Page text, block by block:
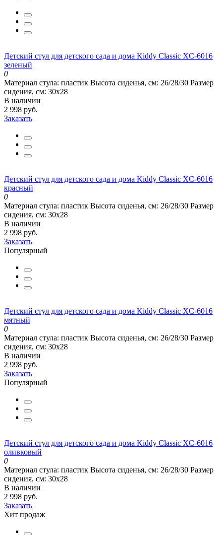
Детский стул для детского сада и дома Kiddy Classic XC-6016
зеленый
0
Материал стула: пластик Высота сиденья, см: 26/28/30 Размер
сидения, см: 30х28
В наличии
2 998 руб.
Заказать
Детский стул для детского сада и дома Kiddy Classic XC-6016
красный
0
Материал стула: пластик Высота сиденья, см: 26/28/30 Размер
сидения, см: 30х28
В наличии
2 998 руб.
Заказать
Популярный
Детский стул для детского сада и дома Kiddy Classic XC-6016
мятный
0
Материал стула: пластик Высота сиденья, см: 26/28/30 Размер
сидения, см: 30х28
В наличии
2 998 руб.
Заказать
Популярный
Детский стул для детского сада и дома Kiddy Classic XC-6016
оливковый
0
Материал стула: пластик Высота сиденья, см: 26/28/30 Размер
сидения, см: 30х28
В наличии
2 998 руб.
Заказать
Хит продаж